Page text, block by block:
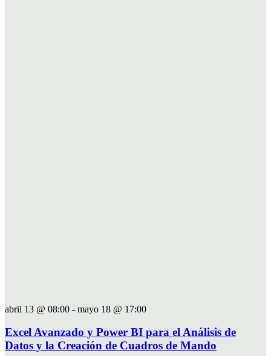
abril 13 @ 08:00 - mayo 18 @ 17:00
Excel Avanzado y Power BI para el Análisis de
Datos y la Creación de Cuadros de Mando